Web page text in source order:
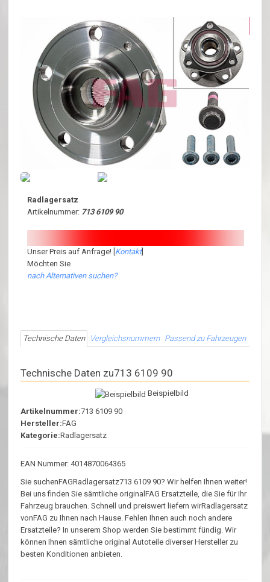
Radlagersatz
Artikelnummer: 713 6109 90
Unser Preis auf Anfrage! [ Kontakt]
Möchten Sie
nach Alternativen suchen?
Technische Daten Vergleichsnummern Passend zu Fahrzeugen
Technische Daten zu713 6109 90
Beispielbild
Artikelnummer:713 6109 90
Hersteller:FAG
Kategorie:Radlagersatz
EAN Nummer: 4014870064365
Sie suchenFAGRadlagersatz713 6109 90? Wir helfen Ihnen weiter!
Bei uns finden Sie sämtliche originalFAG Ersatzteile, die Sie für Ihr
Fahrzeug brauchen. Schnell und preiswert liefern wirRadlagersatz
vonFAG zu Ihnen nach Hause. Fehlen Ihnen auch noch andere
Ersatzteile? In unserem Shop werden Sie bestimmt fündig. Wir
können Ihnen sämtliche original Autoteile diverser Hersteller zu
besten Konditionen anbieten.